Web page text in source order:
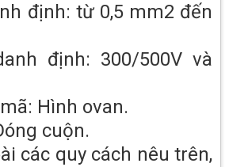
định: từ 0,5 mm2 đến
định: 300/500V và
Hình ovan.
cuộn.
các quy cách nêu trên,